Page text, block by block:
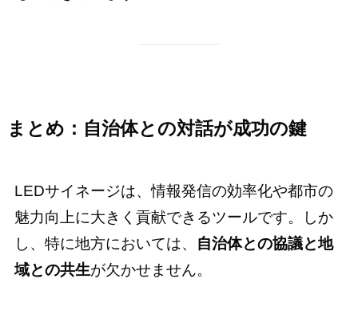
まとめ：自治体との対話が成功の鍵
LEDサイネージは、情報発信の効率化や都市の
魅力向上に大きく貢献できるツールです。しか
し、特に地方においては、 自治体との協議と地
域との共生が欠かせません。